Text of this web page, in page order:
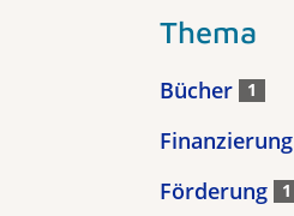
Thema
Bücher 1
Finanzierung
Förderung 1